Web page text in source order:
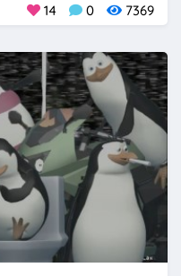
14 0 7369